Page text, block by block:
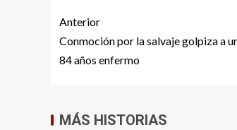
Anterior
Conmoción por la salvaje golpiza a
84 años enfermo
MÁS HISTORIAS